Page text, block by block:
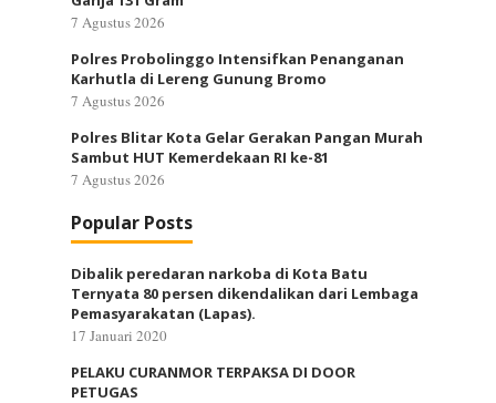
7 Agustus 2026
Polres Probolinggo Intensifkan Penanganan
Karhutla di Lereng Gunung Bromo
7 Agustus 2026
Polres Blitar Kota Gelar Gerakan Pangan Murah
Sambut HUT Kemerdekaan RI ke-81
7 Agustus 2026
Popular Posts
Dibalik peredaran narkoba di Kota Batu
Ternyata 80 persen dikendalikan dari Lembaga
Pemasyarakatan (Lapas).
17 Januari 2020
PELAKU CURANMOR TERPAKSA DI DOOR
PETUGAS